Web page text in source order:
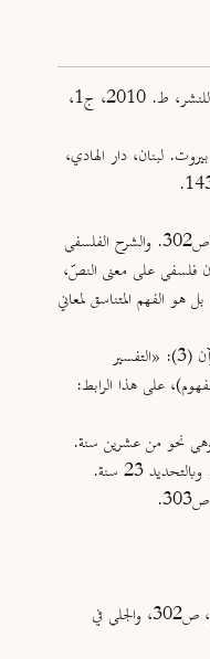
الجلي في التفسير، تونس، الدار المتوسطية للنشر، ط. 2010، ج1،
لبنان، دار الهادي،
فلسفة الدين من منظور الفكر الإسلامي، ص302. والشرح الفلسفي
فلسفي على معنى النصّ،
هو الفهم المتناسق لمعاني
(3):
«التفسير
، على هذا الرابط:
نحو من عشرين سنة.
فلسفة الدين من منظور الفكر الإسلامي، ص302، والجلي في